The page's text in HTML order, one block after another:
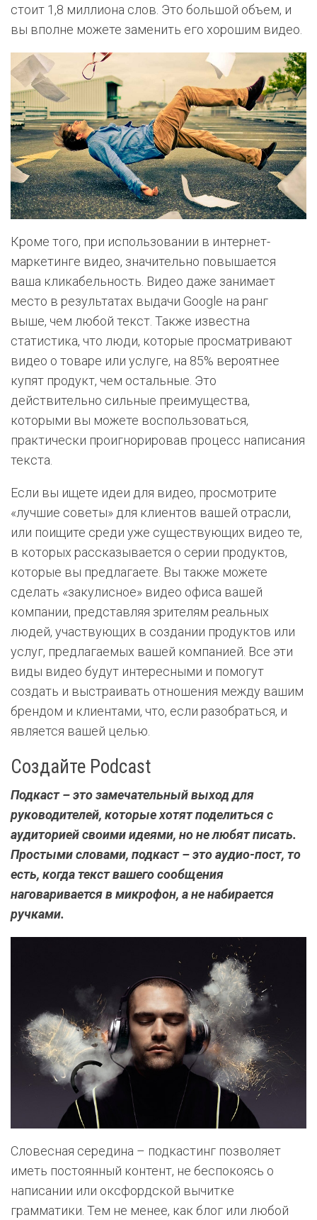
стоит 1,8 миллиона слов. Это большой объем, и
вы вполне можете заменить его хорошим видео.
Кроме того, при использовании в интернет-
маркетинге видео, значительно повышается
ваша кликабельность. Видео даже занимает
место в результатах выдачи Google на ранг
выше, чем любой текст. Также известна
статистика, что люди, которые просматривают
видео о товаре или услуге, на 85% вероятнее
купят продукт, чем остальные. Это
действительно сильные преимущества,
которыми вы можете воспользоваться,
практически проигнорировав процесс написания
текста.
Если вы ищете идеи для видео, просмотрите
«лучшие советы» для клиентов вашей отрасли,
или поищите среди уже существующих видео те,
в которых рассказывается о серии продуктов,
которые вы предлагаете. Вы также можете
сделать «закулисное» видео офиса вашей
компании, представляя зрителям реальных
людей, участвующих в создании продуктов или
услуг, предлагаемых вашей компанией. Все эти
виды видео будут интересными и помогут
создать и выстраивать отношения между вашим
брендом и клиентами, что, если разобраться, и
является вашей целью.
Создайте Podcast
Подкаст – это замечательный выход для
руководителей, которые хотят поделиться с
аудиторией своими идеями, но не любят писать.
Простыми словами, подкаст – это аудио-пост, то
есть, когда текст вашего сообщения
наговаривается в микрофон, а не набирается
ручками.
Словесная середина – подкастинг позволяет
иметь постоянный контент, не беспокоясь о
написании или оксфордской вычитке
грамматики. Тем не менее, как блог или любой